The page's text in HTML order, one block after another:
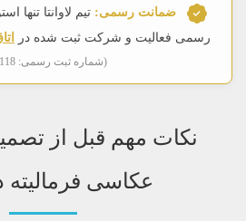
ضمانت رسمی: تیم لاوانتا تنها
رسمی فعالیت و شرکت ثبت شده در
(شماره ثبت رسمی: 1065118)
نکات مهم قبل از
عکاسی فرمالیته